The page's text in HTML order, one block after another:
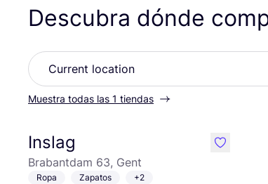
Descubra dónde
Muestra todas las 1 tiendas
Inslag
Brabantdam 63, Gent
Ropa Zapatos +2
like